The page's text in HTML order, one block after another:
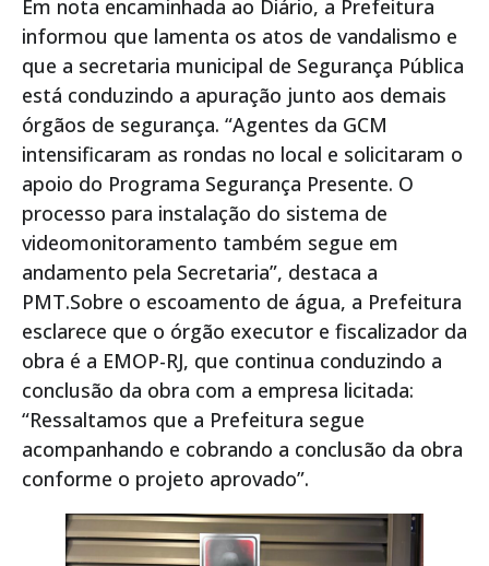
Em nota encaminhada ao Diário, a Prefeitura
informou que lamenta os atos de vandalismo e
que a secretaria municipal de Segurança Pública
está conduzindo a apuração junto aos demais
órgãos de segurança. “Agentes da GCM
intensificaram as rondas no local e solicitaram o
apoio do Programa Segurança Presente. O
processo para instalação do sistema de
videomonitoramento também segue em
andamento pela Secretaria”, destaca a
PMT.Sobre o escoamento de água, a Prefeitura
esclarece que o órgão executor e fiscalizador da
obra é a EMOP-RJ, que continua conduzindo a
conclusão da obra com a empresa licitada:
“Ressaltamos que a Prefeitura segue
acompanhando e cobrando a conclusão da obra
conforme o projeto aprovado”.